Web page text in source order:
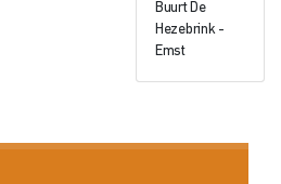
Buurt De
Hezebrink -
Emst